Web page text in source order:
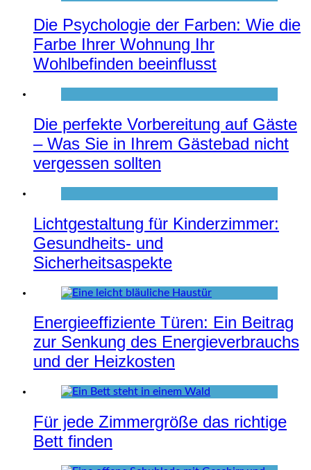
Die Psychologie der Farben: Wie die
Farbe Ihrer Wohnung Ihr
Wohlbefinden beeinflusst
Die perfekte Vorbereitung auf Gäste
– Was Sie in Ihrem Gästebad nicht
vergessen sollten
Lichtgestaltung für Kinderzimmer:
Gesundheits- und
Sicherheitsaspekte
Energieeffiziente Türen: Ein Beitrag
zur Senkung des Energieverbrauchs
und der Heizkosten
Für jede Zimmergröße das richtige
Bett finden